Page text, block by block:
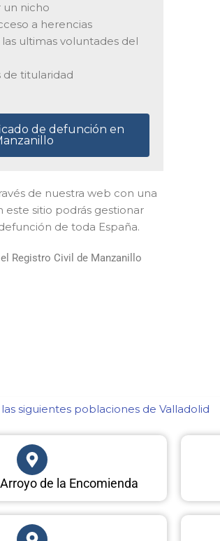
un nicho
a herencias
ultimas voluntades del
de titularidad
de defunción en
de nuestra web con una
este sitio podrás gestionar
de toda España.
Registro Civil de Manzanillo
siguientes poblaciones de Valladolid​
de la Encomienda